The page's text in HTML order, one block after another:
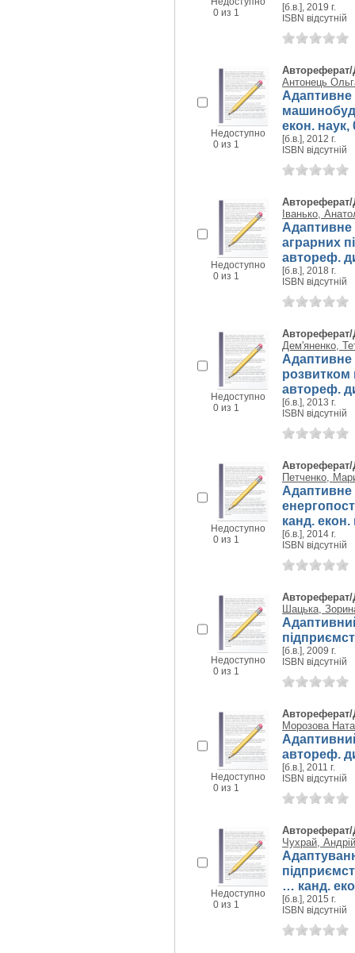
0 из 1
[б.в.], 2019 г.
ISBN відсутній
Недоступно
0 из 1
Автореферат/
Антонець
Адаптивне
екон. наук,
[б.в.], 2012 г.
ISBN відсутній
Недоступно
0 из 1
Автореферат/
Іванько,
Адаптивне
аграрних
автореф.
[б.в.], 2018 г.
ISBN відсутній
Недоступно
0 из 1
Автореферат/
Дем'яненко,
Адаптивне
розвитком
автореф.
[б.в.], 2013 г.
ISBN відсутній
Недоступно
0 из 1
Автореферат/
Петченко,
канд. екон.
[б.в.], 2014 г.
ISBN відсутній
Недоступно
0 из 1
Автореферат/
Шацька,
Адаптивний
[б.в.], 2009 г.
ISBN відсутній
Недоступно
0 из 1
Автореферат/
Морозова
автореф.
[б.в.], 2011 г.
ISBN відсутній
Недоступно
0 из 1
Автореферат/
Чухрай,
… канд.
[б.в.], 2015 г.
ISBN відсутній